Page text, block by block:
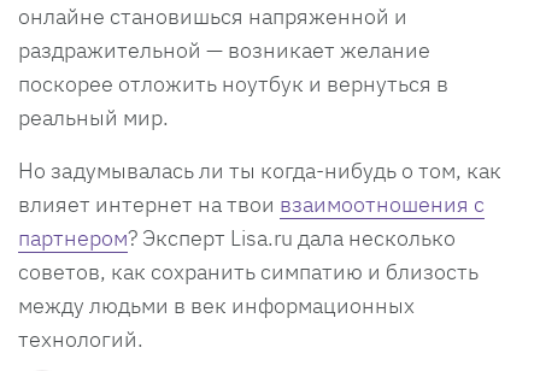
онлайне становишься напряженной и
раздражительной — возникает желание
поскорее отложить ноутбук и вернуться в
реальный мир.
Но задумывалась ли ты когда-нибудь о том, как
влияет интернет на твои взаимоотношения с
партнером? Эксперт Lisa.ru дала несколько
советов, как сохранить симпатию и близость
между людьми в век информационных
технологий.